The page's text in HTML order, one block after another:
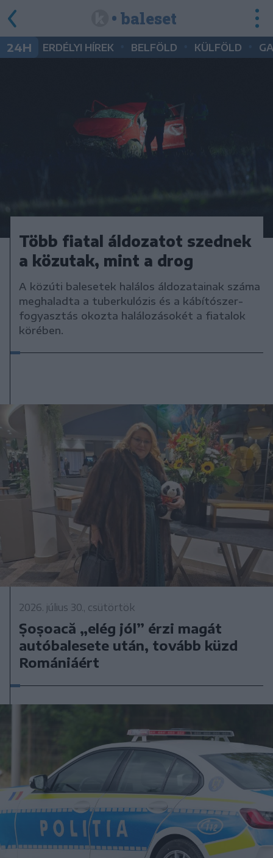
• baleset
24H ERDÉLYI HÍREK BELFÖLD KÜLFÖLD
Több fiatal áldozatot szednek
a közutak, mint a drog
A közúti balesetek halálos áldozatainak száma
meghaladta a tuberkulózis és a kábítószer-
fogyasztás okozta halálozásokét a fiatalok
körében.
2026. július 30., csütörtök
Șoșoacă „elég jól” érzi magát
autóbalesete után, tovább küzd
Romániáért